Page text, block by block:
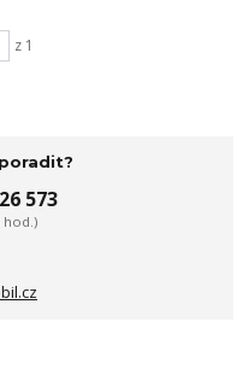
z 1
573
hod.)